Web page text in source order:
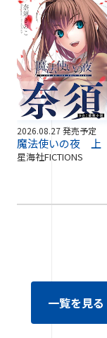
2026.08.27 発売予定
魔法使いの夜 上
星海社FICTIONS
一覧を見る